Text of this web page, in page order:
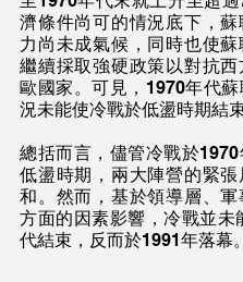
濟條件尚可的情況底下，
力尚未成氣候，同時也使
繼續採取強硬政策以對抗西
歐國家。可見，1970年代
況未能使冷戰於低盪時期結束
總括而言，儘管冷戰於1970
低盪時期，兩大陣營的緊張
和。然而，基於領導層、
方面的因素影響，冷戰並未
代結束，反而於1991年落幕。